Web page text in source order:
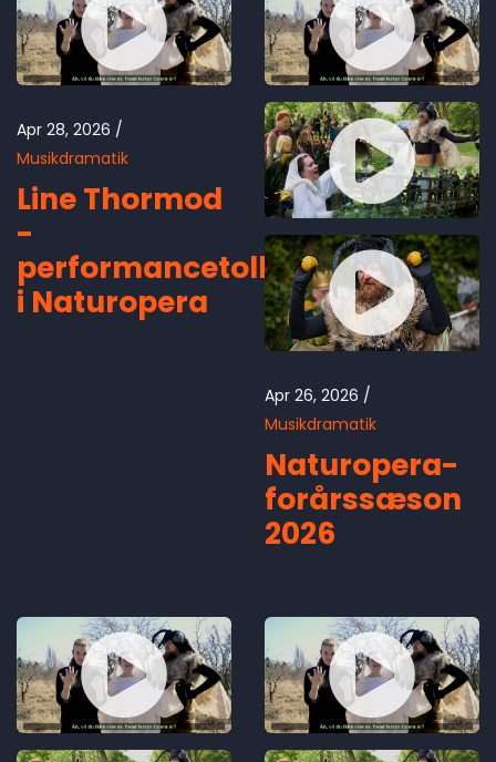
Apr 28, 2026
Musikdramatik
Line Thormod
-
performancetolk
i Naturopera
Apr 26, 2026
Musikdramatik
Naturopera-
forårssæson
2026